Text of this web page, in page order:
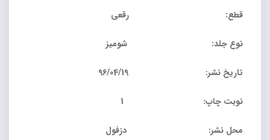
قطع: رقعی
نوع جلد: شومیز
تاریخ نشر: 96/04/19
نوبت چاپ: 1
محل نشر: دزفول